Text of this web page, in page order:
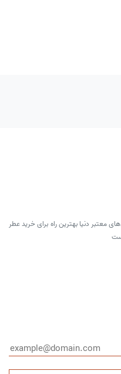
معتبر دنیا بهترین راه برای خرید عطر